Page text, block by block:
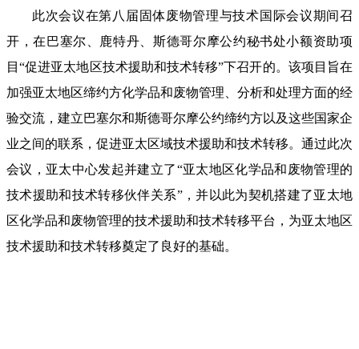
此次会议在第八届固体废物管理与技术国际会议期间召
开，在巴塞尔、鹿特丹、斯德哥尔摩公约秘书处小额资助项
目“促进亚太地区技术援助和技术转移”下召开的。该项目旨在
加强亚太地区缔约方化学品和废物管理、分析和处理方面的经
验交流，建立巴塞尔和斯德哥尔摩公约缔约方以及这些国家企
业之间的联系，促进亚太区域技术援助和技术转移。通过此次
会议，亚太中心发起并建立了“亚太地区化学品和废物管理的
技术援助和技术转移伙伴关系”，并以此为契机搭建了亚太地
区化学品和废物管理的技术援助和技术转移平台，为亚太地区
技术援助和技术转移奠定了良好的基础。